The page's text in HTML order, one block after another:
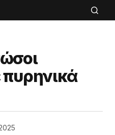
πυρηνικά